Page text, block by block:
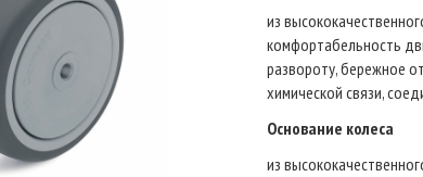
из
комфортабельность
развороту, бережное
химической связи,
Основание колеса
из